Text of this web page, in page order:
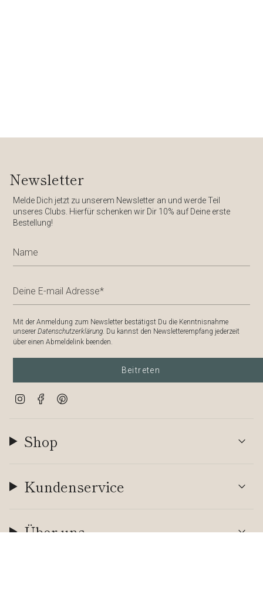
Newsletter
​Melde Dich jetzt zu unserem Newsletter an und werde Teil
unseres Clubs. Hierfür schenken wir Dir 10% auf Deine erste
Bestellung!
Mit der Anmeldung zum Newsletter bestätigst Du die Kenntnisnahme
unserer Datenschutzerklärung. Du kannst den Newsletterempfang jederzeit
über einen Abmeldelink beenden.
Beitreten
InstagramFacebook
Shop
Kundenservice
Über uns